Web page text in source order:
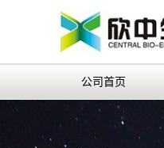
公司首页